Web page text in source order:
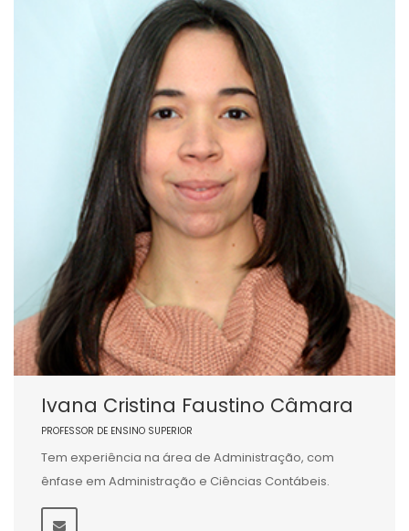
Ivana Cristina Faustino Câmara
PROFESSOR DE ENSINO SUPERIOR
Tem experiência na área de Administração, com
ênfase em Administração e Ciências Contábeis.